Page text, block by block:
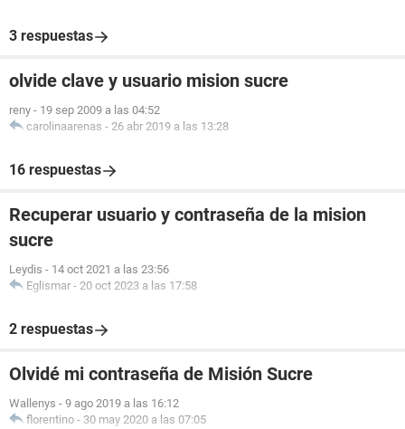
3 respuestas
olvide clave y usuario mision sucre
reny - 19 sep 2009 a las 04:52
carolinaarenas - 26 abr 2019 a las 13:28
16 respuestas
Recuperar usuario y contraseña de la mision
sucre
Leydis - 14 oct 2021 a las 23:56
Eglismar - 20 oct 2023 a las 17:58
2 respuestas
Olvidé mi contraseña de Misión Sucre
Wallenys - 9 ago 2019 a las 16:12
florentino - 30 may 2020 a las 07:05